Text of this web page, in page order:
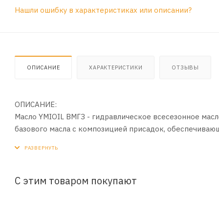
Нашли ошибку в характеристиках или описании?
ОПИСАНИЕ ХАРАКТЕРИСТИКИ ОТЗЫВЫ
ОПИСАНИЕ:
Масло YMIOIL ВМГЗ - гидравлическое всесезонное
базового масла с композицией присадок,
и северо- восточных районах без сезонной смены
С этим товаром покупают